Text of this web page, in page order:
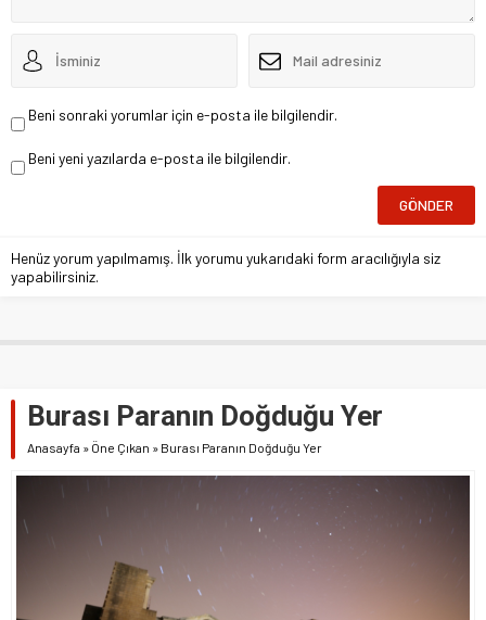
Beni sonraki yorumlar için e-posta ile bilgilendir.
Beni yeni yazılarda e-posta ile bilgilendir.
Henüz yorum yapılmamış. İlk yorumu yukarıdaki form aracılığıyla siz
yapabilirsiniz.
Burası Paranın Doğduğu Yer
Anasayfa » Öne Çıkan » Burası Paranın Doğduğu Yer